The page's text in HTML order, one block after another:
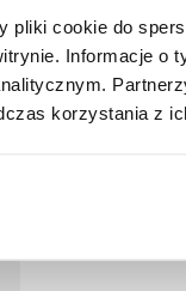
pliki cookie do
Informacje o
korzystania z
zobacz